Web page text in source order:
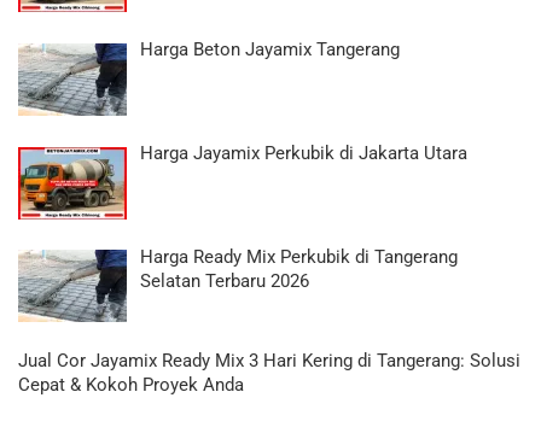
Harga Beton Jayamix Tangerang
Harga Jayamix Perkubik di Jakarta Utara
Harga Ready Mix Perkubik di Tangerang
Selatan Terbaru 2026
Jual Cor Jayamix Ready Mix 3 Hari Kering di Tangerang: Solusi
Cepat & Kokoh Proyek Anda